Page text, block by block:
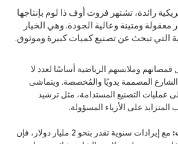
رائدة، تشتهر فروت أوف ذا لوم بإنتاجها
ومتينة وعالية الجودة. وهي الخيار
التي تبحث عن تصنيع كميات كبيرة وموثوق.
وملابسهم الرياضية أساسًا لعدد لا
المصممة يدويًا والمُخصصة. ويتماشى
عمليات التصنيع المستدامة، مثل ترشيد
المتزايد على الأزياء المسؤولة.
مع إيرادات سنوية تقدر بنحو 2 مليار دولار، فإن